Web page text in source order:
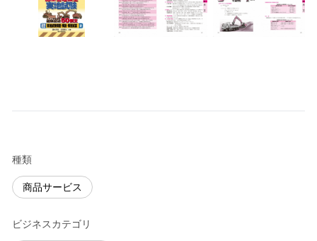
種類
商品サービス
ビジネスカテゴリ